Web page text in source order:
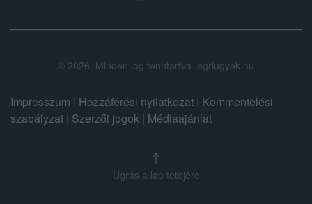
© 2026. Minden jog fenntartva. egriugyek.hu
Impresszum | Hozzáférési nyilatkozat | Kommentelési
szabályzat | Szerzői jogok | Médiaajánlat
Ugrás a lap tetejére